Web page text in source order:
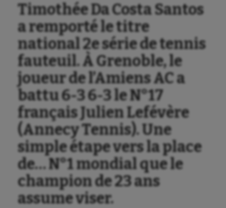
Timothée Da Costa Santos
a remporté le titre
national 2e série de tennis
fauteuil. À Grenoble, le
joueur de l’Amiens AC a
battu 6-3 6-3 le N°17
français Julien Lefévère
(Annecy Tennis). Une
simple étape vers la place
de… N°1 mondial que le
champion de 23 ans
assume viser.